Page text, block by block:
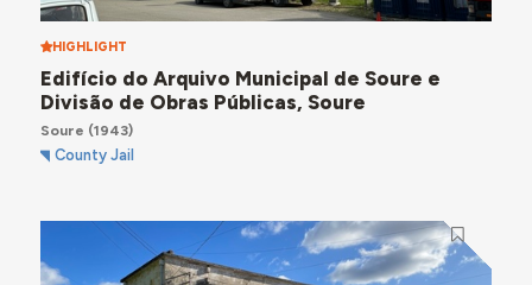
HIGHLIGHT
Edifício do Arquivo Municipal de Soure e
Divisão de Obras Públicas, Soure
Soure (1943)
County Jail